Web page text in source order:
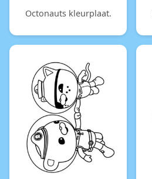
Octonauts kleurplaat.